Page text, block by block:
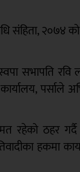
संहिता, २०७४
सभापति रवि
पर्साले
रहेको ठहर
हकमा